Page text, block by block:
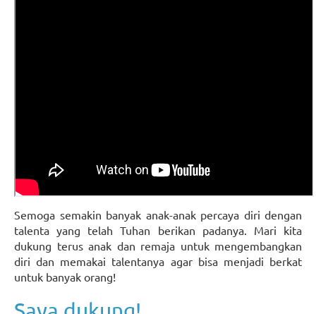
Semoga semakin banyak anak-anak percaya diri dengan
talenta yang telah Tuhan berikan padanya. Mari kita
dukung terus anak dan remaja untuk mengembangkan
diri dan memakai talentanya agar bisa menjadi berkat
untuk banyak orang!